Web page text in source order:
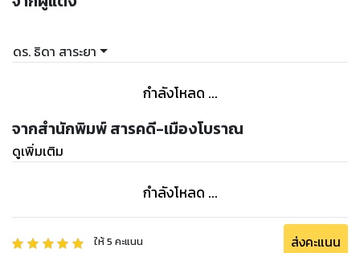
ดร. ธิดา สาระยา
กำลังโหลด ...
จากสำนักพิมพ์ สารคดี-เมืองโบราณ
ดูเพิ่มเติม
กำลังโหลด ...
ให้5 คะแนน ส่งคะแนน